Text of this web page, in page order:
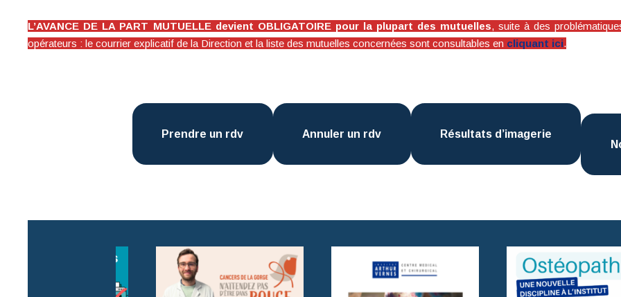
L’AVANCE DE LA PART MUTUELLE devient OBLIGATOIRE pour la plupart des mutuelles, suite à des
opérateurs : le courrier explicatif de la Direction et la liste des mutuelles concernées sont consultables en cliquant ici.
Prendre un rdv Annuler un rdv
Résultats d’imagerie